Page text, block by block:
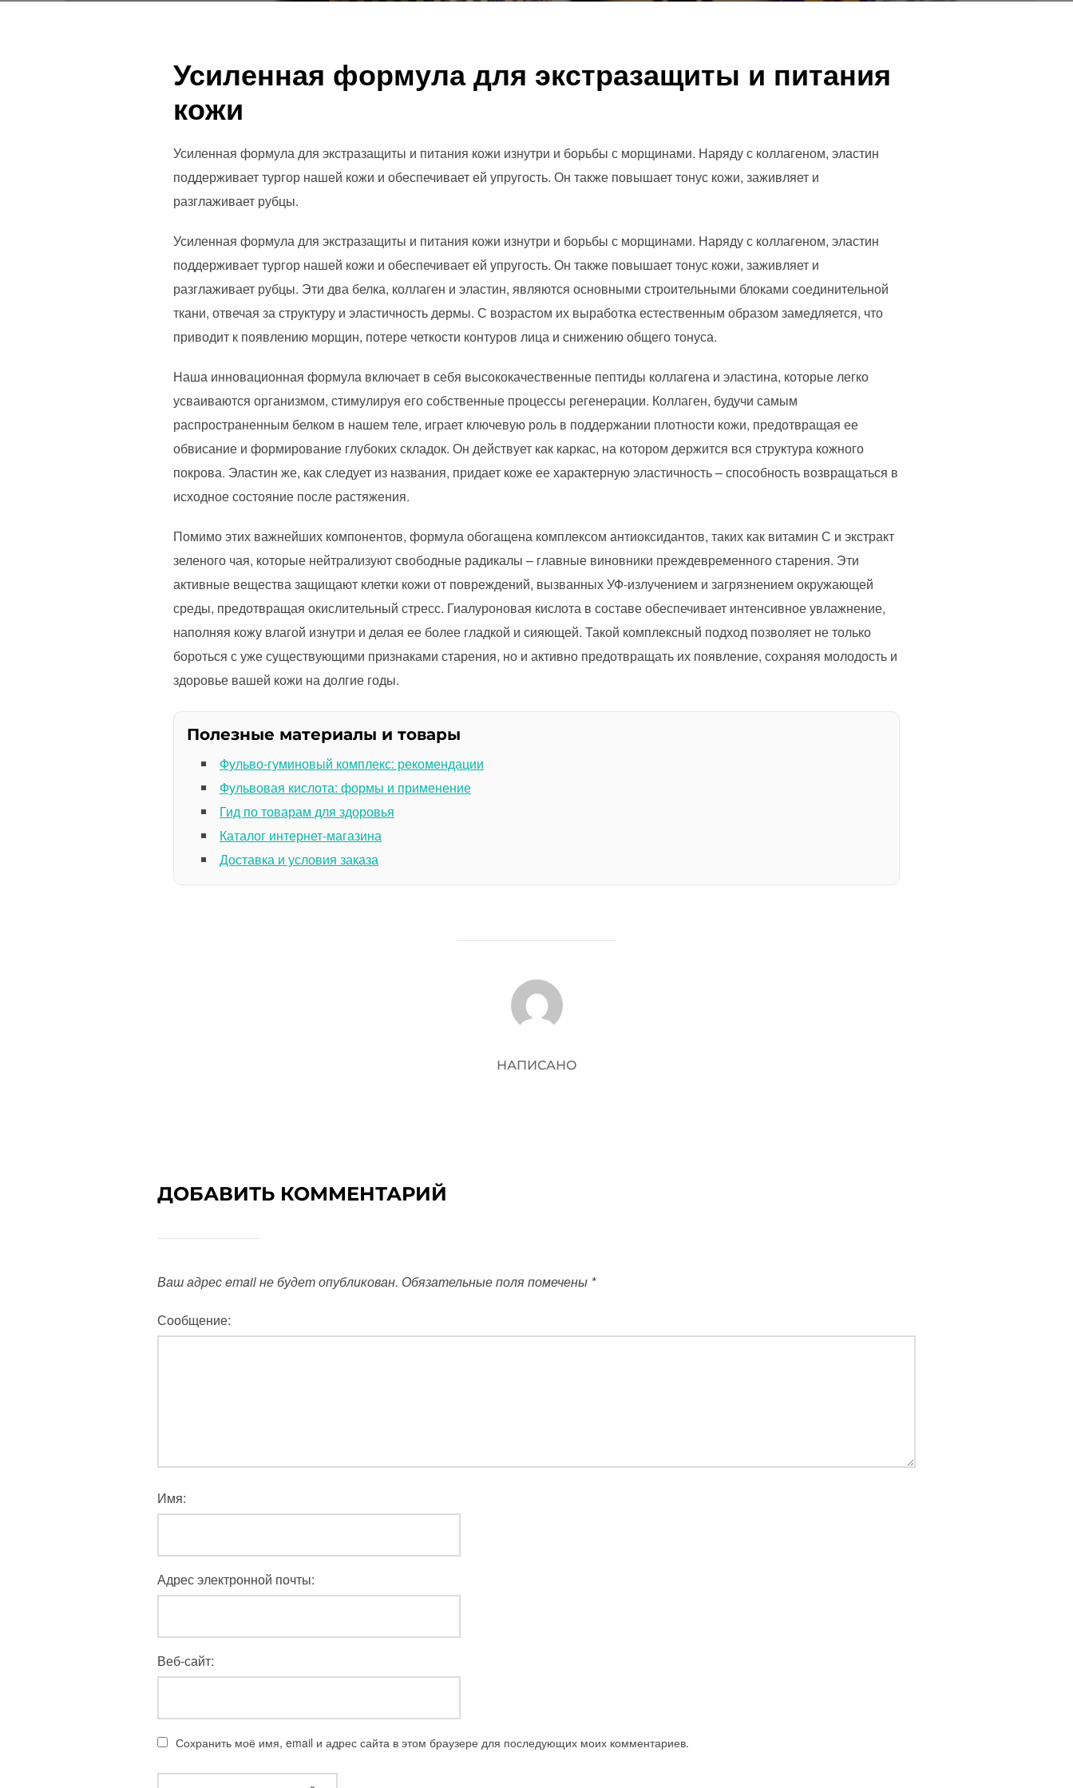
Усиленная формула для экстразащиты и питания
кожи
Усиленная формула для экстразащиты и питания кожи изнутри и борьбы с морщинами. Наряду с коллагеном, эластин
поддерживает тургор нашей кожи и обеспечивает ей упругость. Он также повышает тонус кожи, заживляет и
разглаживает рубцы.
Усиленная формула для экстразащиты и питания кожи изнутри и борьбы с морщинами. Наряду с коллагеном, эластин
поддерживает тургор нашей кожи и обеспечивает ей упругость. Он также повышает тонус кожи, заживляет и
разглаживает рубцы. Эти два белка, коллаген и эластин, являются основными строительными блоками соединительной
ткани, отвечая за структуру и эластичность дермы. С возрастом их выработка естественным образом замедляется, что
приводит к появлению морщин, потере четкости контуров лица и снижению общего тонуса.
Наша инновационная формула включает в себя высококачественные пептиды коллагена и эластина, которые легко
усваиваются организмом, стимулируя его собственные процессы регенерации. Коллаген, будучи самым
распространенным белком в нашем теле, играет ключевую роль в поддержании плотности кожи, предотвращая ее
обвисание и формирование глубоких складок. Он действует как каркас, на котором держится вся структура кожного
покрова. Эластин же, как следует из названия, придает коже ее характерную эластичность – способность возвращаться в
исходное состояние после растяжения.
Помимо этих важнейших компонентов, формула обогащена комплексом антиоксидантов, таких как витамин С и экстракт
зеленого чая, которые нейтрализуют свободные радикалы – главные виновники преждевременного старения. Эти
активные вещества защищают клетки кожи от повреждений, вызванных УФ-излучением и загрязнением окружающей
среды, предотвращая окислительный стресс. Гиалуроновая кислота в составе обеспечивает интенсивное увлажнение,
наполняя кожу влагой изнутри и делая ее более гладкой и сияющей. Такой комплексный подход позволяет не только
бороться с уже существующими признаками старения, но и активно предотвращать их появление, сохраняя молодость и
здоровье вашей кожи на долгие годы.
Полезные материалы и товары
Фульво-гуминовый комплекс: рекомендации
Фульвовая кислота: формы и применение
Гид по товарам для здоровья
Каталог интернет-магазина
Доставка и условия заказа
АВТОР ЗАПИСИ
НАПИСАНО
ДОБАВИТЬ КОММЕНТАРИЙ
Ваш адрес email не будет опубликован. Обязательные поля помечены *
Сообщение:
Имя:
Адрес электронной почты:
Веб-сайт:
Сохранить моё имя, email и адрес сайта в этом браузере для последующих моих комментариев.